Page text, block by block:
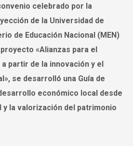
celebrado por la
de la Universidad de
de Educación Nacional (MEN)
«Alianzas para el
partir de la innovación y el
se desarrolló una Guía de
económico local desde
la valorización del patrimonio